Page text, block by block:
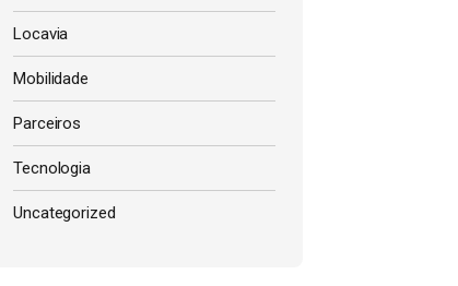
Locavia
Mobilidade
Parceiros
Tecnologia
Uncategorized